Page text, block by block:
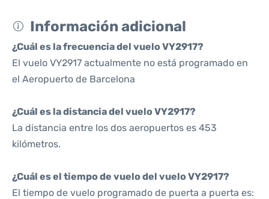
Información adicional
¿Cuál es la frecuencia del vuelo VY2917?
El vuelo VY2917 actualmente no está programado en
el Aeropuerto de Barcelona
¿Cuál es la distancia del vuelo VY2917?
La distancia entre los dos aeropuertos es 453
kilómetros.
¿Cuál es el tiempo de vuelo del vuelo VY2917?
El tiempo de vuelo programado de puerta a puerta es: